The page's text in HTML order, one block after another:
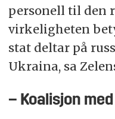
personell til den
virkeligheten
stat deltar på
Ukraina, sa
– Koalisjon